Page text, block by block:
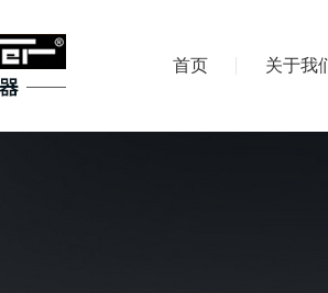
首页 关于我